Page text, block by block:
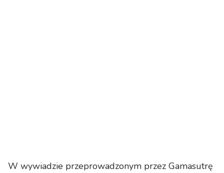
W wywiadzie przeprowadzonym przez Gamasutrę